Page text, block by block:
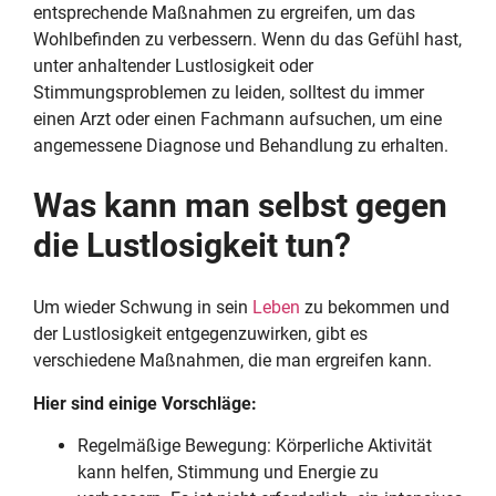
entsprechende Maßnahmen zu ergreifen, um das
Wohlbefinden zu verbessern. Wenn du das Gefühl hast,
unter anhaltender Lustlosigkeit oder
Stimmungsproblemen zu leiden, solltest du immer
einen Arzt oder einen Fachmann aufsuchen, um eine
angemessene Diagnose und Behandlung zu erhalten.
Was kann man selbst gegen
die Lustlosigkeit tun?
Um wieder Schwung in sein Leben zu bekommen und
der Lustlosigkeit entgegenzuwirken, gibt es
verschiedene Maßnahmen, die man ergreifen kann.
Hier sind einige Vorschläge:
Regelmäßige Bewegung: Körperliche Aktivität
kann helfen, Stimmung und Energie zu